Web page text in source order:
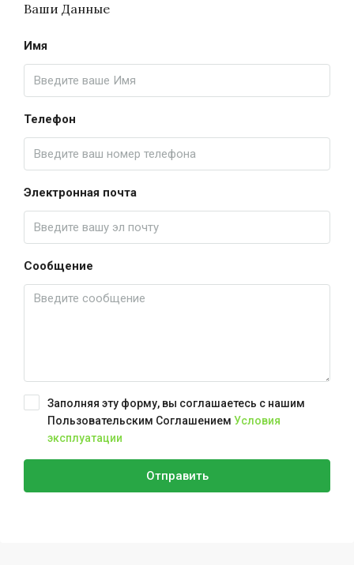
Ваши Данные
Имя
Телефон
Электронная почта
Сообщение
Заполняя эту форму, вы соглашаетесь с нашим
Пользовательским Соглашением Условия
эксплуатации
Отправить